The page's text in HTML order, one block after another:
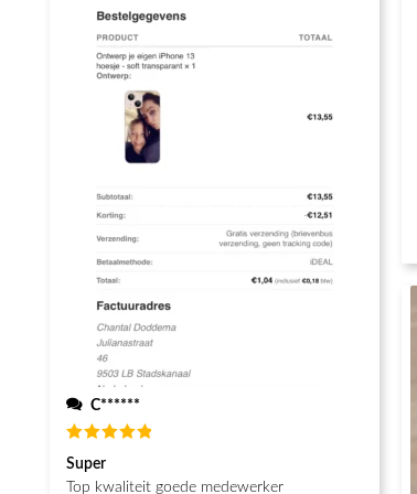
C******
Waardering
5uit 5
Super
Top kwaliteit goede medewerker